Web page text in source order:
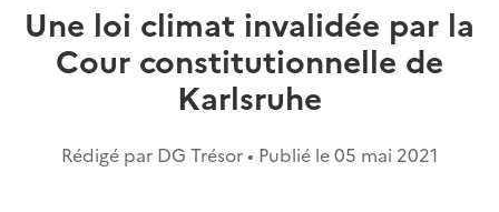
Une loi climat invalidée par la
Cour constitutionnelle de
Karlsruhe
Rédigé par DG Trésor • Publié le05 mai 2021